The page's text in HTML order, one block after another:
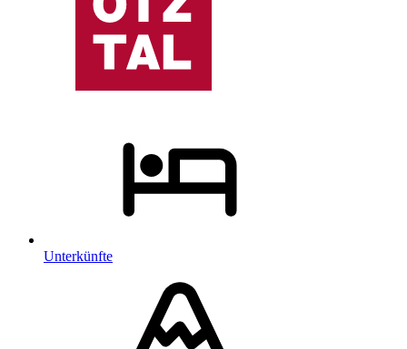
Unterkünfte